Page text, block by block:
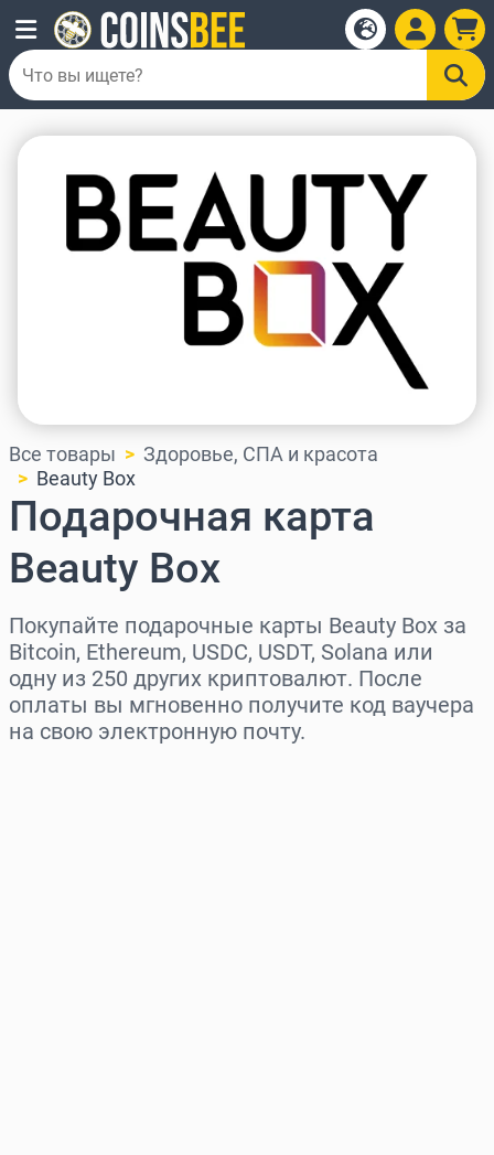
Все товары
Здоровье, СПА и красота
Beauty Box
Подарочная карта
Beauty Box
Покупайте подарочные карты Beauty Box за
Bitcoin, Ethereum, USDC, USDT, Solana или
одну из 250 других криптовалют. После
оплаты вы мгновенно получите код ваучера
на свою электронную почту.